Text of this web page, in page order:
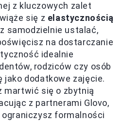
z kluczowych zalet
się z elastycznością
samodzielnie ustalać,
na dostarczanie
idealnie
rodziców czy osób
dodatkowe zajęcie.
martwić się o zbytnią
z partnerami Glovo,
formalności